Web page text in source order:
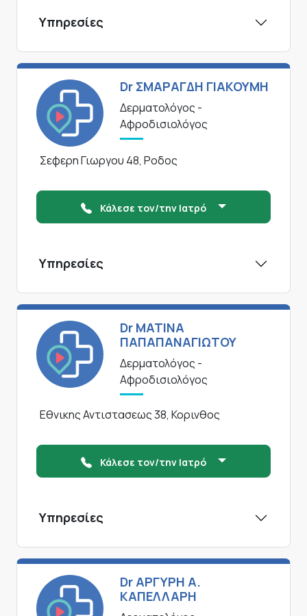
Υπηρεσίες
Dr ΣΜΑΡΑΓΔΗ ΓΙΑΚΟΥΜΗ
Δερματολόγος -
Αφροδισιολόγος
Σεφερη Γιωργου 48, Ροδος
Κάλεσε τον/την Ιατρό
Υπηρεσίες
Dr ΜΑΤΙΝΑ
ΠΑΠΑΠΑΝΑΓΙΩΤΟΥ
Δερματολόγος -
Αφροδισιολόγος
Εθνικης Αντιστασεως 38, Κορινθος
Κάλεσε τον/την Ιατρό
Υπηρεσίες
Dr ΑΡΓΥΡΗ Α.
ΚΑΠΕΛΛΑΡΗ